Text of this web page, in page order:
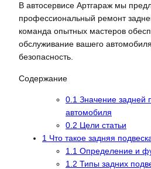
В автосервисе Артгараж мы
профессиональный ремонт
команда опытных мастеров
обслуживание вашего
безопасность.
Содержание
0.1 Значение задней
автомобиля
0.2 Цели статьи
1 Что такое задняя
1.1 Определение и
1.2 Типы задних